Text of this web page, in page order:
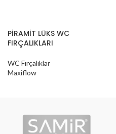
PİRAMİT LÜKS WC
FIRÇALIKLARI
WC Fırçalıklar
Maxiflow